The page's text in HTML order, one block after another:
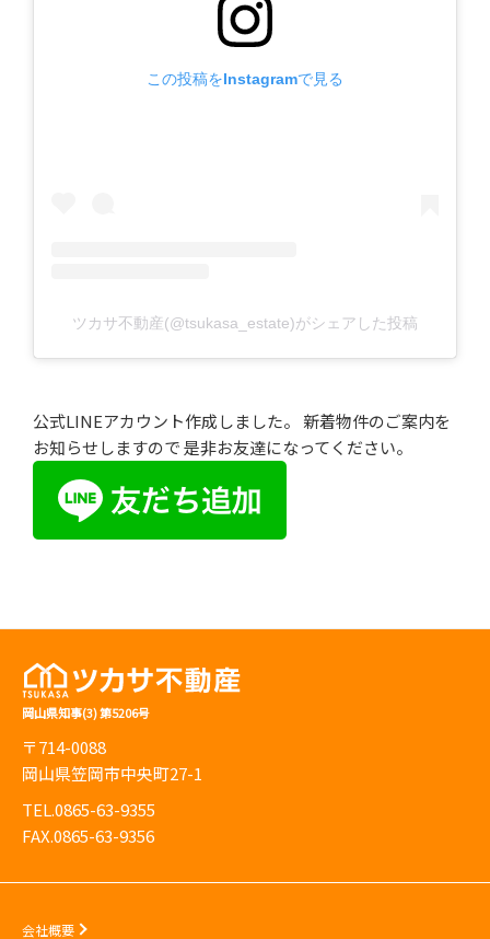
この投稿をInstagramで見る
ツカサ不動産(@tsukasa_estate)がシェアした投稿
公式LINEアカウント作成しました。 新着物件のご案内を
お知らせしますので 是非お友達になってください。
岡山県知事(3) 第5206号
〒714-0088
岡山県笠岡市中央町27-1
TEL.0865-63-9355
FAX.0865-63-9356
会社概要